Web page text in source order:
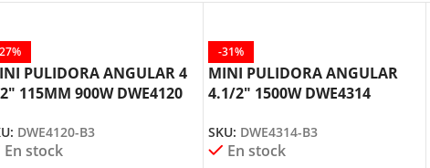
PULIDORA ANGULAR 4
115MM 900W DWE4120
DWE4120-B3
En stock
-31%
MINI PULIDORA ANGULAR
4.1/2″ 1500W DWE4314
SKU: DWE4314-B3
En stock